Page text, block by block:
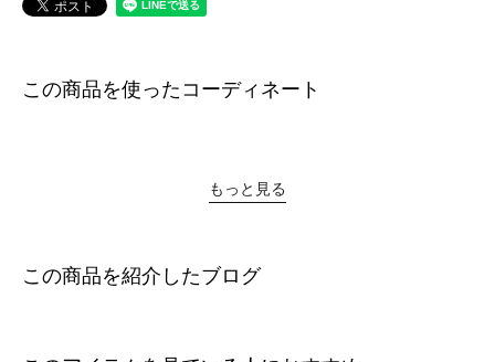
この商品を使ったコーディネート
もっと見る
この商品を紹介したブログ